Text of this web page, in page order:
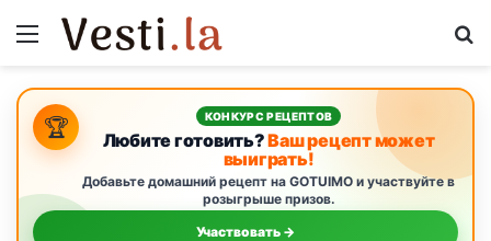
Menu
🏆 КОНКУРС РЕЦЕПТОВ
Любите готовить?Ваш рецепт может
выиграть!
Добавьте домашний рецепт на GOTUIMO и участвуйте в
розыгрыше призов.
Участвовать →